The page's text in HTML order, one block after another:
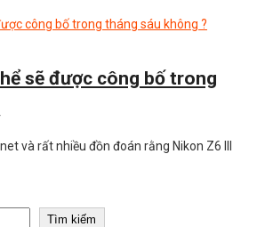
sẽ được công bố trong
và rất nhiều đồn đoán rằng Nikon Z6 III
Tìm kiếm